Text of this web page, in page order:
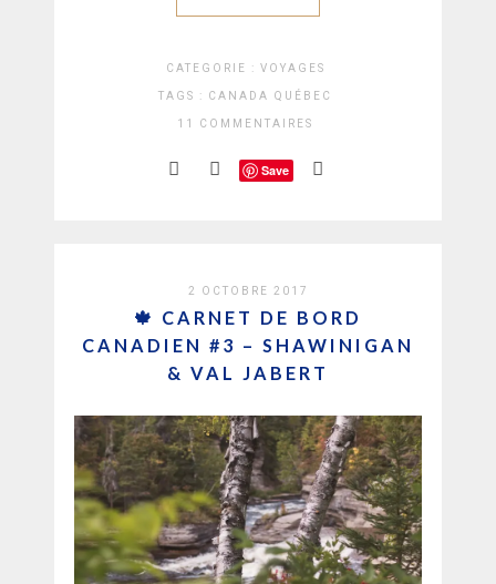
CATEGORIE : VOYAGES
TAGS : CANADA QUÉBEC
11 COMMENTAIRES
Save
2 OCTOBRE 2017
🍁 CARNET DE BORD
CANADIEN #3 – SHAWINIGAN
& VAL JABERT